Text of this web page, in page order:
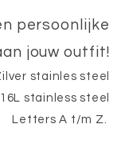
persoonlijke
jouw outfit!
stainles steel
stainless steel
Letters A t/m Z.